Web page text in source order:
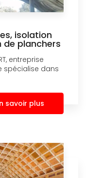
isolation
de planchers
entreprise
spécialise dans
savoir plus